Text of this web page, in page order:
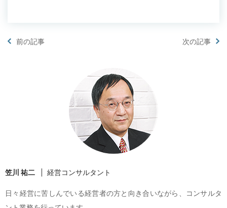
前の記事 次の記事
笠川 祐二 経営コンサルタント
日々経営に苦しんでいる経営者の方と向き合いながら、コンサルタ